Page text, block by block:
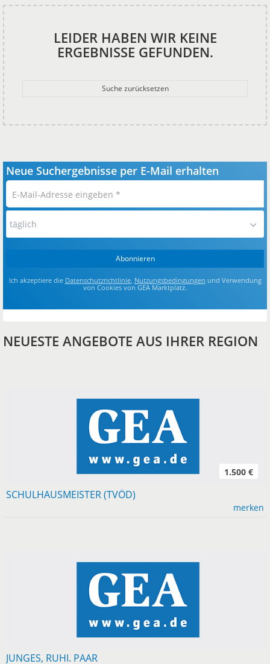
LEIDER HABEN WIR KEINE
ERGEBNISSE GEFUNDEN.
Suche zurücksetzen
Neue Suchergebnisse per E-Mail erhalten
E-
Mail-
Adresse
eingeben
täglich
Abonnieren
Ich akzeptiere die Datenschutzrichtlinie, Nutzungsbedingungen und Verwendung
von Cookies von GEA Marktplatz.
NEUESTE ANGEBOTE AUS IHRER REGION
SCHULHAUSMEISTER (TVÖD)
1.500 €
merken
JUNGES, RUHI. PAAR